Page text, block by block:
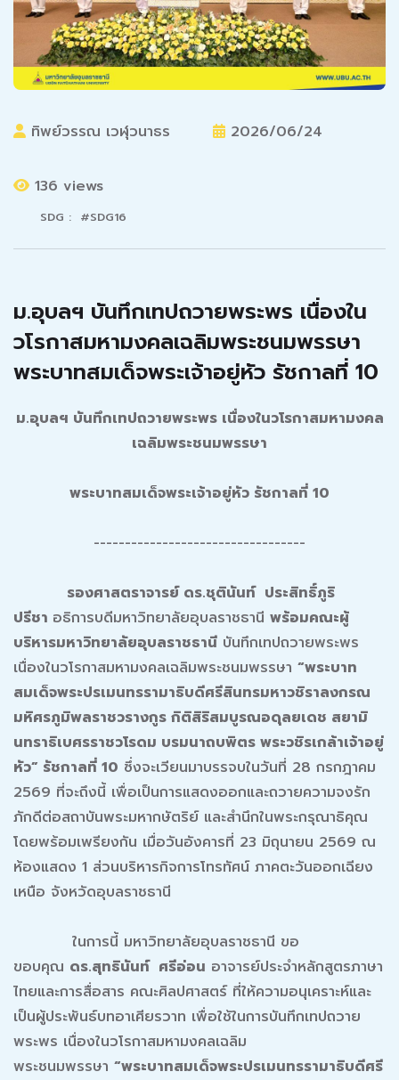
ทิพย์วรรณ เวฬุวนาธร 2026/06/24
136 views
SDG : #SDG16
ม.อุบลฯ บันทึกเทปถวายพระพร เนื่องใน
วโรกาสมหามงคลเฉลิมพระชนมพรรษา
พระบาทสมเด็จพระเจ้าอยู่หัว รัชกาลที่ 10
ม.อุบลฯ บันทึกเทปถวายพระพร เนื่องในวโรกาสมหามงคล
เฉลิมพระชนมพรรษา
พระบาทสมเด็จพระเจ้าอยู่หัว รัชกาลที่ 10
----------------------------------
รองศาสตราจารย์ ดร.ชุตินันท์ ประสิทธิ์ภูริ
ปรีชา อธิการบดีมหาวิทยาลัยอุบลราชธานี พร้อมคณะผู้
บริหารมหาวิทยาลัยอุบลราชธานี บันทึกเทปถวายพระพร
เนื่องในวโรกาสมหามงคลเฉลิมพระชนมพรรษา “พระบาท
สมเด็จพระปรเมนทรรามาธิบดีศรีสินทรมหาวชิราลงกรณ
มหิศรภูมิพลราชวรางกูร กิติสิริสมบูรณอดุลยเดช สยามิ
นทราธิเบศรราชวโรดม บรมนาถบพิตร พระวชิรเกล้าเจ้าอยู่
หัว” รัชกาลที่ 10 ซึ่งจะเวียนมาบรรจบในวันที่ 28 กรกฎาคม
2569 ที่จะถึงนี้ เพื่อเป็นการแสดงออกและถวายความจงรัก
ภักดีต่อสถาบันพระมหากษัตริย์ และสำนึกในพระกรุณาธิคุณ
โดยพร้อมเพรียงกัน เมื่อวันอังคารที่ 23 มิถุนายน 2569 ณ
ห้องแสดง 1 ส่วนบริหารกิจการโทรทัศน์ ภาคตะวันออกเฉียง
เหนือ จังหวัดอุบลราชธานี
ในการนี้ มหาวิทยาลัยอุบลราชธานี ขอ
ขอบคุณ ดร.สุทธินันท์ ศรีอ่อน อาจารย์ประจำหลักสูตรภาษา
ไทยและการสื่อสาร คณะศิลปศาสตร์ ที่ให้ความอนุเคราะห์และ
เป็นผู้ประพันธ์บทอาเศียรวาท เพื่อใช้ในการบันทึกเทปถวาย
พระพร เนื่องในวโรกาสมหามงคลเฉลิม
พระชนมพรรษา “พระบาทสมเด็จพระปรเมนทรรามาธิบดีศรี